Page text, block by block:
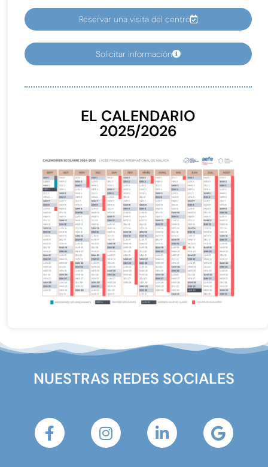
Reservar una visita del centro
Solicitar información
EL CALENDARIO
2025/2026
NUESTRAS REDES SOCIALES